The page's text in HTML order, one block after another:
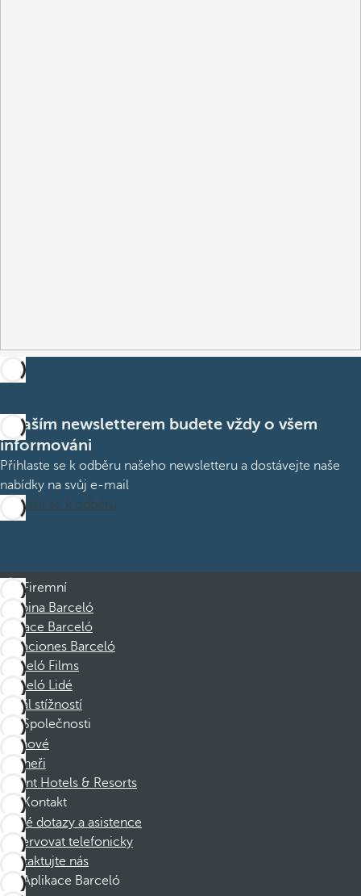
S naším newsletterem budete vždy o všem
informováni
Přihlaste se k odběru našeho newsletteru a dostávejte naše
nabídky na svůj e-mail
Přihlásit se k odběru
Firemní
Skupina Barceló
Nadace Barceló
Vacaciones Barceló
Barceló Films
Barceló Lidé
Kanál stížností
Společnosti
Členové
Partneři
Dorint Hotels & Resorts
Kontakt
Časté dotazy a asistence
Rezervovat telefonicky
Kontaktujte nás
Aplikace Barceló